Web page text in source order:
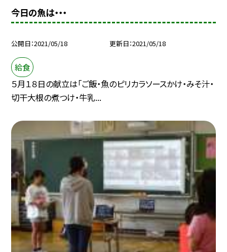
今日の魚は・・・
公開日 2021/05/18 更新日 2021/05/18
給食
５月１８日の献立は「ご飯・魚のピリカラソースかけ・みそ汁・
切干大根の煮つけ・牛乳...